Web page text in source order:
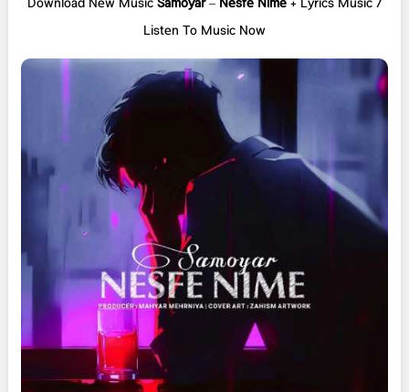
Download New MusicSamoyar–Nesfe Nime+ Lyrics Music /
Listen To Music Now